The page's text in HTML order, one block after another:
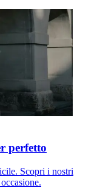
perfetto
Scopri i nostri